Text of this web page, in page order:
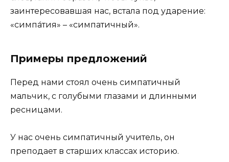
заинтересовавшая нас, встала под ударение:
«симпа́тия» – «симпатичный».
Примеры предложений
Перед нами стоял очень симпатичный
мальчик, с голубыми глазами и длинными
ресницами.
У нас очень симпатичный учитель, он
преподает в старших классах историю.